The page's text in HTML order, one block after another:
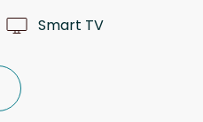
Smart TV